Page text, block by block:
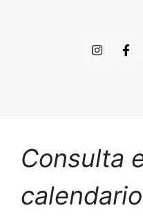
Consulta